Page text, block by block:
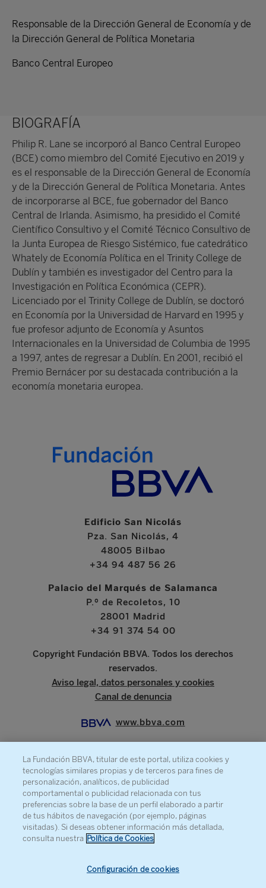
Responsable de la Dirección General de Economía y de
la Dirección General de Política Monetaria
Banco Central Europeo
BIOGRAFÍA
Philip R. Lane se incorporó al Banco Central Europeo
(BCE) como miembro del Comité Ejecutivo en 2019 y
es el responsable de la Dirección General de Economía
y de la Dirección General de Política Monetaria. Antes
de incorporarse al BCE, fue gobernador del Banco
Central de Irlanda. Asimismo, ha presidido el Comité
Científico Consultivo y el Comité Técnico Consultivo de
la Junta Europea de Riesgo Sistémico, fue catedrático
Whately de Economía Política en el Trinity College de
Dublín y también es investigador del Centro para la
Investigación en Política Económica (CEPR).
Licenciado por el Trinity College de Dublín, se doctoró
en Economía por la Universidad de Harvard en 1995 y
fue profesor adjunto de Economía y Asuntos
Internacionales en la Universidad de Columbia de 1995
a 1997, antes de regresar a Dublín. En 2001, recibió el
Premio Bernácer por su destacada contribución a la
economía monetaria europea.
Edificio San Nicolás
Pza. San Nicolás, 4
48005 Bilbao
+34 94 487 56 26
Palacio del Marqués de Salamanca
P.º de Recoletos, 10
28001 Madrid
+34 91 374 54 00
Copyright Fundación BBVA. Todos los derechos
reservados.
Aviso legal, datos personales y cookies
Canal de denuncia
www.bbva.com
SOBRE LA FUNDACIÓN
PRENSA
MAPA WEB
AGENDA
La Fundación BBVA, titular de este portal, utiliza cookies y
tecnologías similares propias y de terceros para fines de
personalización, analíticos, de publicidad
comportamental o publicidad relacionada con tus
preferencias sobre la base de un perfil elaborado a partir
de tus hábitos de navegación (por ejemplo, páginas
visitadas). Si deseas obtener información más detallada,
consulta nuestra Política de Cookies
Configuración de cookies